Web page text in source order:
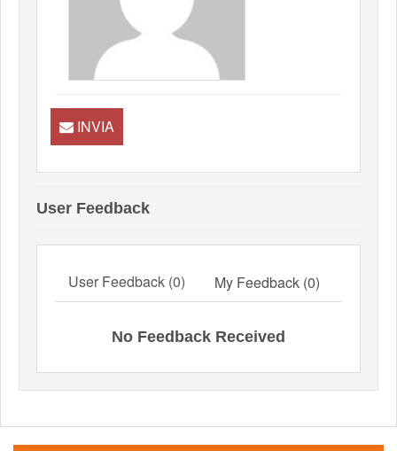
INVIA
User Feedback
User Feedback (0) My Feedback (0)
No Feedback Received